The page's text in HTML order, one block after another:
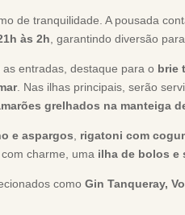
de tranquilidade. A pousada
às 2h , garantindo diversão
entradas, destaque para o brie
. Nas ilhas principais, serão
grelhados na manteiga
e aspargos rigatoni com
com charme, uma ilha de bolos e
como Gin Tanqueray,